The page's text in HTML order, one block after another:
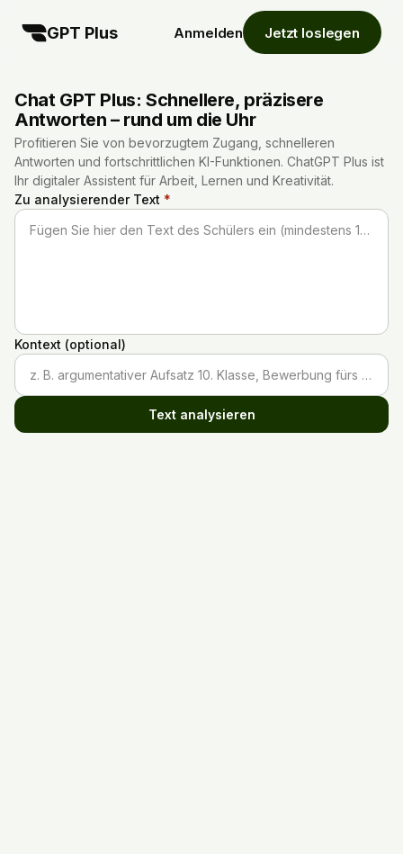
GPT Plus Anmelden Jetzt loslegen
Chat GPT Plus: Schnellere, präzisere
Antworten – rund um die Uhr
Profitieren Sie von bevorzugtem Zugang, schnelleren
Antworten und fortschrittlichen KI-Funktionen. ChatGPT Plus ist
Ihr digitaler Assistent für Arbeit, Lernen und Kreativität.
Zu analysierender Text *
Fügen Sie hier den Text des Schülers ein (mindestens 100 Zeichen)...
Kontext (optional)
z. B. argumentativer Aufsatz 10. Klasse, Bewerbung fürs Studium
Text analysieren